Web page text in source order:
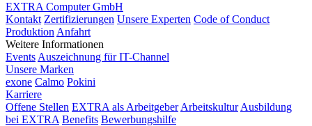
EXTRA Computer GmbH
Kontakt Zertifizierungen Unsere Experten Code of Conduct
Produktion Anfahrt
Weitere Informationen
Events Auszeichnung für IT-Channel
Unsere Marken
exone Calmo Pokini
Karriere
Offene Stellen EXTRA als Arbeitgeber Arbeitskultur Ausbildung
bei EXTRA Benefits Bewerbungshilfe